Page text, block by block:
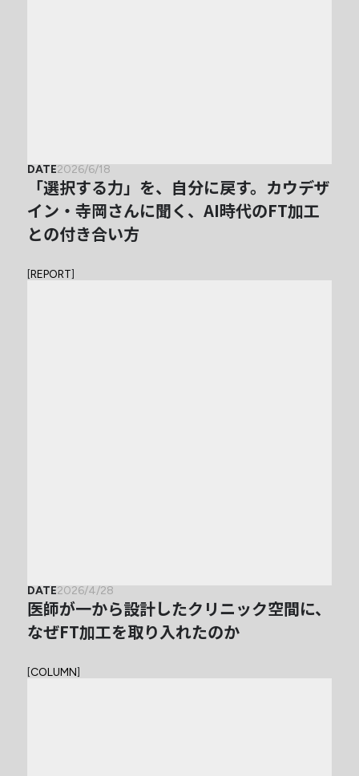
DATE2026/6/18
「選択する力」を、自分に戻す。カウデザ
イン・寺岡さんに聞く、AI時代のFT加工
との付き合い方
[REPORT]
DATE2026/4/28
医師が一から設計したクリニック空間に、
なぜFT加工を取り入れたのか
[COLUMN]